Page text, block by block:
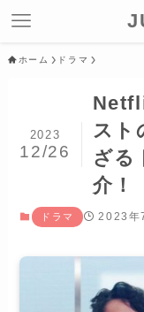
ホーム ドラマ
スト
ざる
介！
2023
12/26
ドラマ 2023年